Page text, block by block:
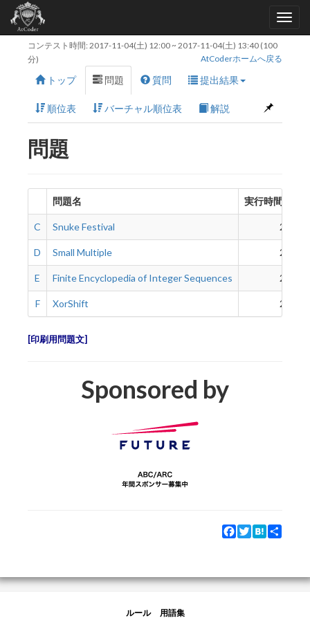
コンテスト時間: 2017-11-04(土) 12:00~ 2017-11-04(土) 13:40 (100
分)
AtCoderホームへ戻る
トップ 問題 質問 提出結果
順位表 バーチャル順位表 解説
問題
問題名 実行時間制限
C Snuke Festival 2 sec
D Small Multiple 2 sec
E Finite Encyclopedia of Integer Sequences 2 sec
F XorShift 2 sec
印刷用問題文
Sponsored by
Facebook
Twitter
Hatena
ルール 用語集